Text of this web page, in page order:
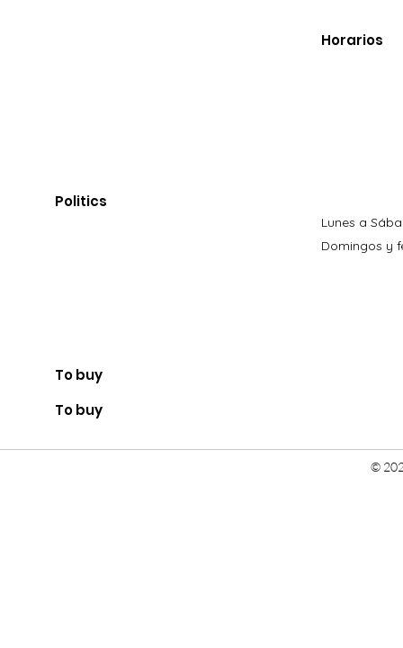
Politics
To buy
To buy
Horarios
Lunes a
Domingos y
©